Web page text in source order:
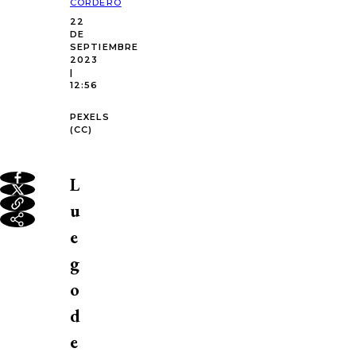
CORDERO
22
DE
SEPTIEMBRE
2023
|
12:56
PEXELS
(CC)
L
u
e
g
o
d
e